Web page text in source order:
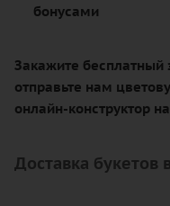
бонусами
Закажите бесплатный
отправьте нам
онлайн-конструктор
Доставка букетов